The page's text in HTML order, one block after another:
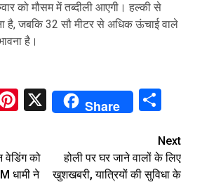
को मौसम में तब्दीली आएगी। हल्की से
है, जबकि 32 सौ मीटर से अधिक ऊंचाई वाले
है।
Pinterest
X Share
वेडिंग को
धामी ने
Next
होली पर घर जाने वालों के लिए
खुशखबरी, यात्रियों की सुविधा के